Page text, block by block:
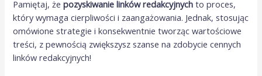
Pamiętaj, żepozyskiwanie linków redakcyjnych to proces,
który wymaga cierpliwości i zaangażowania. Jednak, stosując
omówione strategie i konsekwentnie tworząc wartościowe
treści, z pewnością zwiększysz szanse na zdobycie cennych
linków redakcyjnych!